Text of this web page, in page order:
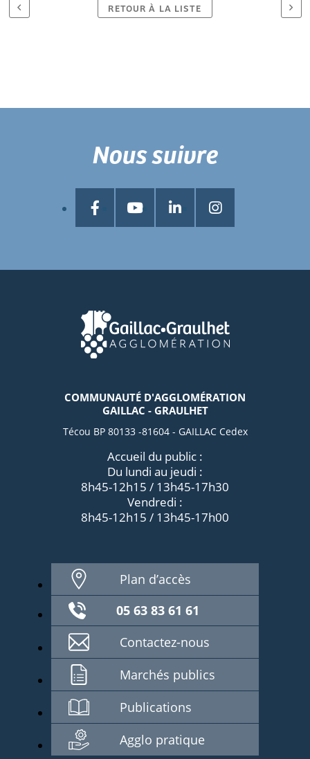
RETOUR À LA LISTE
COMMUNAUTÉ D'AGGLOMÉRATION
GAILLAC - GRAULHET
Técou BP 80133 -81604 - GAILLAC Cedex
Accueil du public :
Du lundi au jeudi :
8h45-12h15 / 13h45-17h30
Vendredi :
8h45-12h15 / 13h45-17h00
Plan d’accès
05 63 83 61 61
Contactez-nous
Marchés publics
Publications
Agglo pratique
Nous suivre